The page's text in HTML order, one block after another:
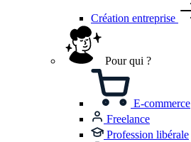
Création entreprise
Pour qui ?
E-commerce
Freelance
Profession libérale